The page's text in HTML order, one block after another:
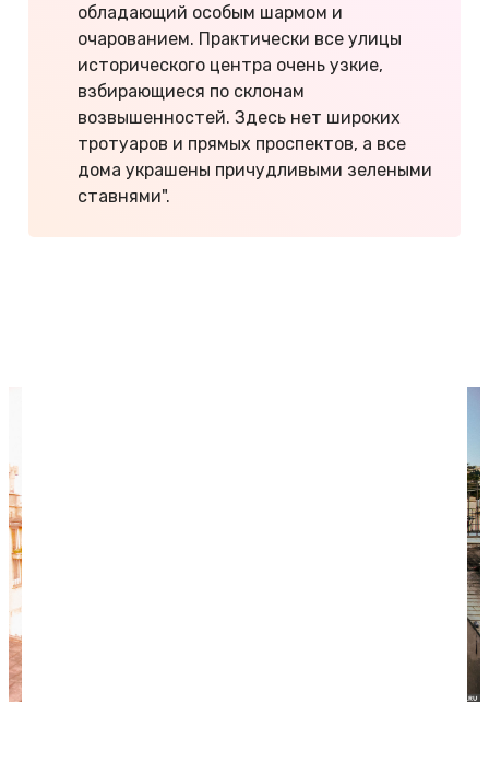
обладающий особым шармом и
очарованием. Практически все улицы
исторического центра очень узкие,
взбирающиеся по склонам
возвышенностей. Здесь нет широких
тротуаров и прямых проспектов, а все
дома украшены причудливыми зелеными
ставнями".